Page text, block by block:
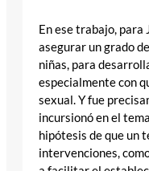
En ese trabajo, para
asegurar un grado
niñas, para
especialmente con
sexual. Y fue
incursionó en el
hipótesis de que un
intervenciones,